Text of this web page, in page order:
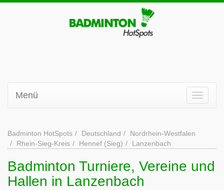
Menü
Badminton HotSpots Deutschland
Nordrhein-Westfalen
Rhein-Sieg-Kreis
Hennef (Sieg) Lanzenbach
Badminton Turniere, Vereine und
Hallen in Lanzenbach